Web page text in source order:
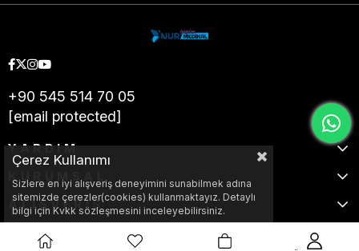
+90 545 514 70 05
[email protected]
YARDIM
ALIŞVERİŞ
Çerez Kullanımı
Sizlere en iyi alışveriş deneyimini sunabilmek adına
sitemizde çerezler(cookies) kullanmaktayız. Detaylı
bilgi için Kvkk sözleşmesini inceleyebilirsiniz.